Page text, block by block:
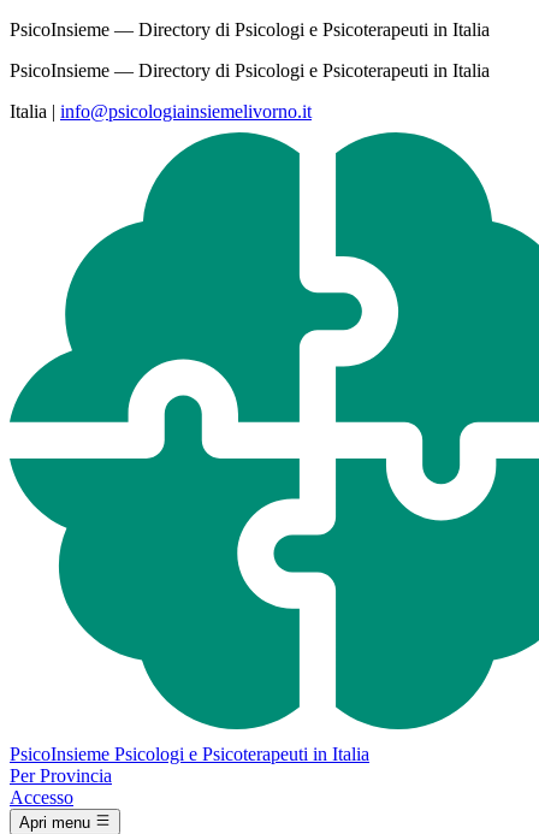
PsicoInsieme — Directory di Psicologi e Psicoterapeuti in Italia
PsicoInsieme — Directory di Psicologi e Psicoterapeuti in Italia
Italia | info@psicologiainsiemelivorno.it
PsicoInsieme Psicologi e Psicoterapeuti in Italia
Per Provincia
Accesso
Apri menu